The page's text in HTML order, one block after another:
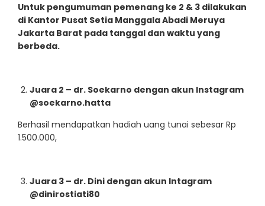
Untuk pengumuman pemenang ke 2 & 3 dilakukan
di Kantor Pusat Setia Manggala Abadi Meruya
Jakarta Barat pada tanggal dan waktu yang
berbeda.
Juara 2 – dr. Soekarno dengan akun Instagram
@soekarno.hatta
Berhasil mendapatkan hadiah uang tunai sebesar Rp
1.500.000,
Juara 3 – dr. Dini dengan akun Intagram
@dinirostiati80